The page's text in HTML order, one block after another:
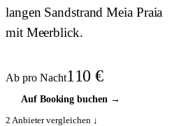
langen Sandstrand Meia Praia
mit Meerblick.
Ab pro Nacht110 €
Auf Booking buchen→
2 Anbieter vergleichen ↓